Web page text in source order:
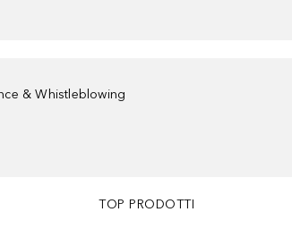
& Whistleblowing
TOP PRODOTTI